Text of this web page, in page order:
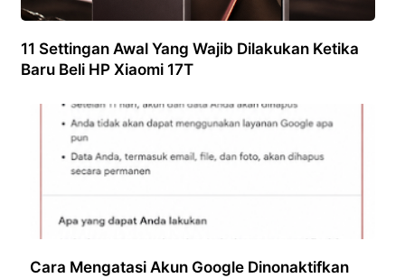
11 Settingan Awal Yang Wajib Dilakukan Ketika
Baru Beli HP Xiaomi 17T
Cara Mengatasi Akun Google Dinonaktifkan